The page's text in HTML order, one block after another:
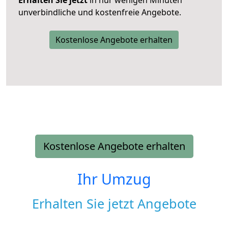
unverbindliche und kostenfreie Angebote.
Kostenlose Angebote erhalten
Kostenlose Angebote erhalten
Ihr Umzug
Erhalten Sie jetzt Angebote